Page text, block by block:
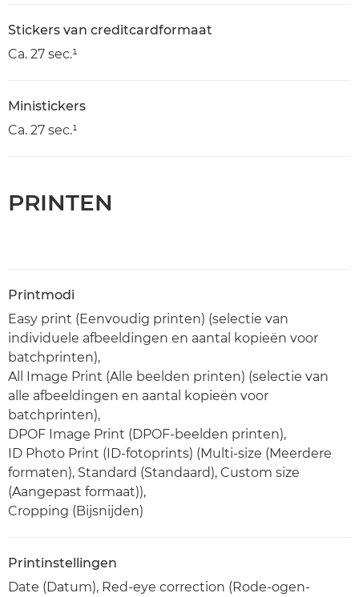
Stickers van creditcardformaat
Ca. 27 sec.¹
Ministickers
Ca. 27 sec.¹
PRINTEN
Printmodi
Easy print (Eenvoudig printen) (selectie van
individuele afbeeldingen en aantal kopieën voor
batchprinten),
All Image Print (Alle beelden printen) (selectie van
alle afbeeldingen en aantal kopieën voor
batchprinten),
DPOF Image Print (DPOF-beelden printen),
ID Photo Print (ID-fotoprints) (Multi-size (Meerdere
formaten), Standard (Standaard), Custom size
(Aangepast formaat)),
Cropping (Bijsnijden)
Printinstellingen
Date (Datum), Red-eye correction (Rode-ogen-